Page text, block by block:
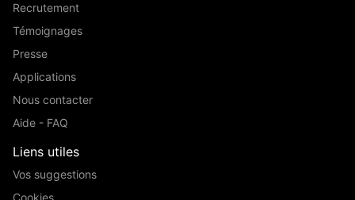
Recrutement
Témoignages
Presse
Applications
Nous contacter
Aide - FAQ
Liens utiles
Vos suggestions
Cookies